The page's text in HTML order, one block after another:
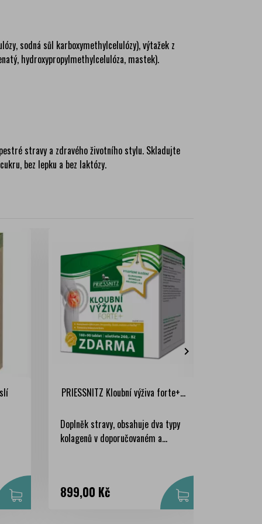
sodná sůl karboxymethylcelulózy), výtažek z
hydroxypropylmethylcelulóza, mastek).
stravy a zdravého životního stylu. Skladujte
bez lepku a bez laktózy.
PRIESSNITZ Kloubní výživa forte+...
Doplněk stravy, obsahuje dva typy
kolagenů v doporučovaném a...
Cena
899,00 Kč
